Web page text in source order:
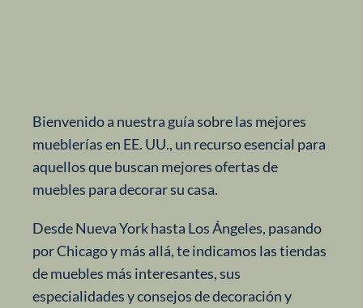
Bienvenido a nuestra guía sobre las mejores
mueblerías en EE. UU., un recurso esencial para
aquellos que buscan mejores ofertas de
muebles para decorar su casa.
Desde Nueva York hasta Los Ángeles, pasando
por Chicago y más allá, te indicamos las tiendas
de muebles más interesantes, sus
especialidades y consejos de decoración y